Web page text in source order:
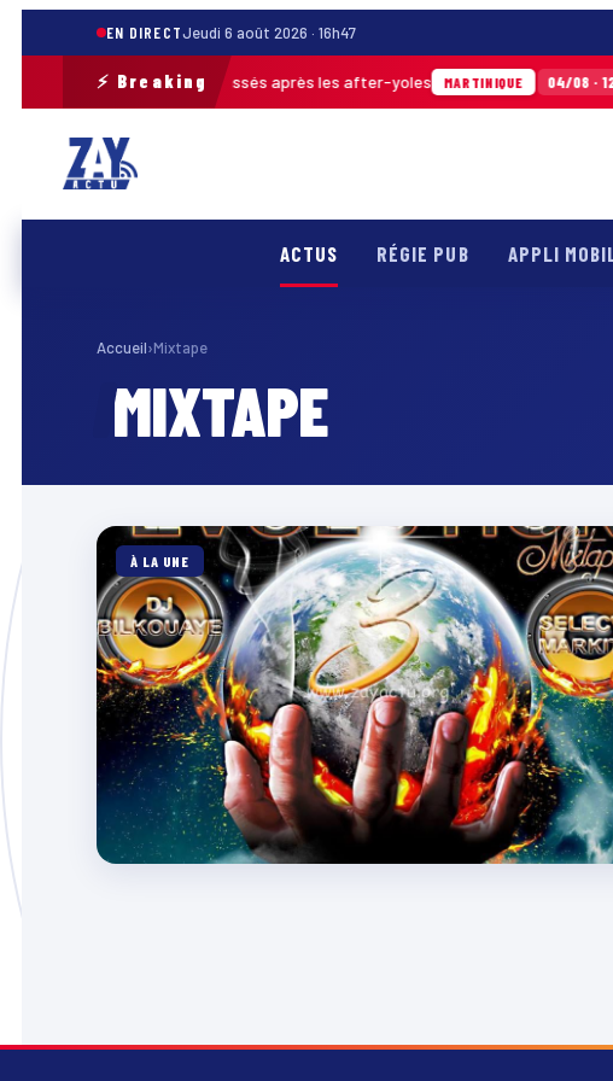
EN DIRECTJeudi 6 août 2026 · 16h47
⚡ Breaking
de 30 m³ de déchets ramassés après les after-yoles MARTINIQUE 04/08 ·
ACTUS RÉGIE PUB APPLI
Accueil›Mixtape
MIXTAPE
À LA UNE